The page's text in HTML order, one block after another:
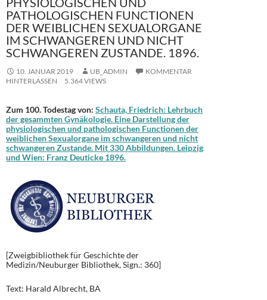
PATHOLOGISCHEN FUNCTIONEN
DER WEIBLICHEN SEXUALORGANE
IM SCHWANGEREN UND NICHT
SCHWANGEREN ZUSTANDE. 1896.
10. JANUAR 2019 UB_ADMIN
KOMMENTAR
HINTERLASSEN
5.364 VIEWS
Zum 100. Todestag von: Schauta, Friedrich: Lehrbuch
der gesammten Gynäkologie. Eine Darstellung der
physiologischen und pathologischen Functionen der
weiblichen Sexualorgane im schwangeren und nicht
schwangeren Zustande. Mit 330 Abbildungen. Leipzig
und Wien: Franz Deuticke 1896.
[Zweigbibliothek für Geschichte der
Medizin/Neuburger Bibliothek, Sign.: 360]
Text: Harald Albrecht, BA